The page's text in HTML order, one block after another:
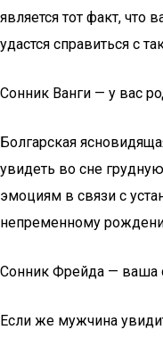
является тот факт, что
удастся справиться с
Сонник Ванги — у вас
Болгарская
увидеть во сне
эмоциям в связи с
непременному
Сонник Фрейда — ваша
Если же мужчина